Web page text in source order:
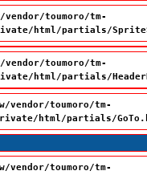
toumoro/tm-
html/partials/
toumoro/tm-
html/partials/
vendor/toumoro/tm-
html/partials/
vendor/toumoro/tm-